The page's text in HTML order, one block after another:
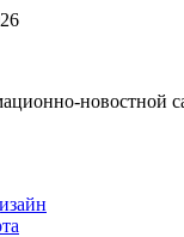
новостной